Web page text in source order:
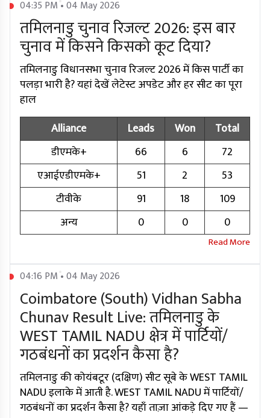
04:35 PM • 04 May 2026
तमिलनाडु चुनाव रिजल्ट 2026: इस बार
चुनाव में किसने किसको कूट दिया?
तमिलनाडु विधानसभा चुनाव रिजल्ट 2026 में किस पार्टी का
पलड़ा भारी है? यहां देखें लेटेस्ट अपडेट और हर सीट का पूरा
हाल
Alliance
Leads Won
Total
डीएमके+
66 6
72
एआईएडीएमके+
51 2
53
टीवीके
91 18
109
अन्य
0 0 0
04:16 PM • 04 May 2026
Coimbatore (South) Vidhan Sabha
Chunav Result Live: तमिलनाडु के
WEST TAMIL NADU क्षेत्र में पार्टियों/
गठबंधनों का प्रदर्शन कैसा है?
तमिलनाडु की कोयंबटूर (दक्षिण) सीट सूबे के WEST TAMIL
NADU इलाके में आती है. WEST TAMIL NADU में पार्टियों/
गठबंधनों का प्रदर्शन कैसा है? यहाँ ताज़ा आंकड़े दिए गए हैं —